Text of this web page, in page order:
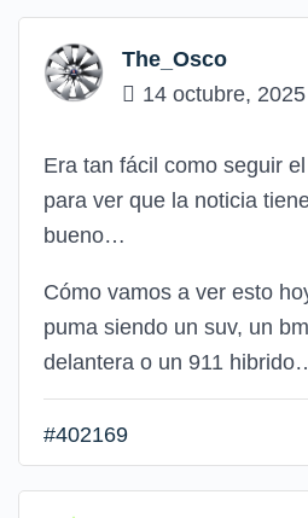
The_Osco
14 octubre,
Era tan fácil como seguir
para ver que la noticia
bueno…
Cómo vamos a ver esto
puma siendo un suv, un
delantera o un 911
#402169